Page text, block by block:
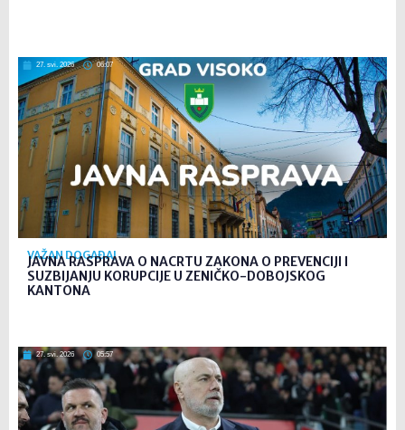
27. svi. 2026 06:07
VAŽAN DOGAĐAJ
JAVNA RASPRAVA O NACRTU ZAKONA O PREVENCIJI I
SUZBIJANJU KORUPCIJE U ZENIČKO-DOBOJSKOG
KANTONA
27. svi. 2026 05:57